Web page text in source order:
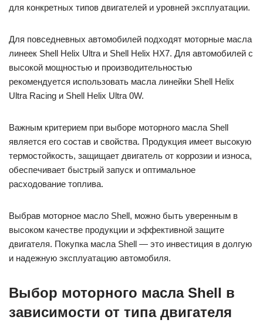
для конкретных типов двигателей и уровней эксплуатации.
Для повседневных автомобилей подходят моторные масла
линеек Shell Helix Ultra и Shell Helix HX7. Для автомобилей с
высокой мощностью и производительностью
рекомендуется использовать масла линейки Shell Helix
Ultra Racing и Shell Helix Ultra 0W.
Важным критерием при выборе моторного масла Shell
является его состав и свойства. Продукция имеет высокую
термостойкость, защищает двигатель от коррозии и износа,
обеспечивает быстрый запуск и оптимальное
расходование топлива.
Выбрав моторное масло Shell, можно быть уверенным в
высоком качестве продукции и эффективной защите
двигателя. Покупка масла Shell — это инвестиция в долгую
и надежную эксплуатацию автомобиля.
Выбор моторного масла Shell в
зависимости от типа двигателя